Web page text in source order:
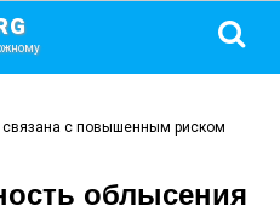
связана с повышенным риском
облысения